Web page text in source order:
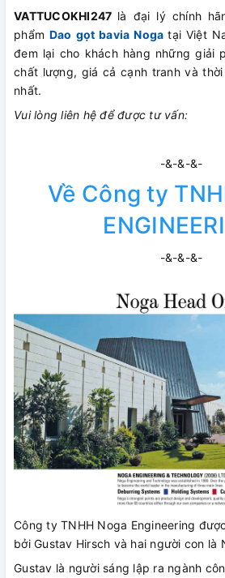
VATTUCOKHI247 là đại lý chính
phẩm Dao gọt bavia Noga tại Việt
đem lại cho khách hàng những giải
chất lượng, giá cả cạnh tranh và
nhất.
Vui lòng liên hệ để được tư vấn:
-&-&-&-
Về Công ty
-&-&-&-
Công ty TNHH Noga Engineering
bởi Gustav Hirsch và hai người con là
Gustav là người sáng lập ra ngành